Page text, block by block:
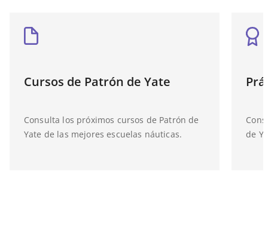
Cursos de Patrón de Yate
Consulta los próximos cursos de Patrón de
Yate de las mejores escuelas náuticas.
de